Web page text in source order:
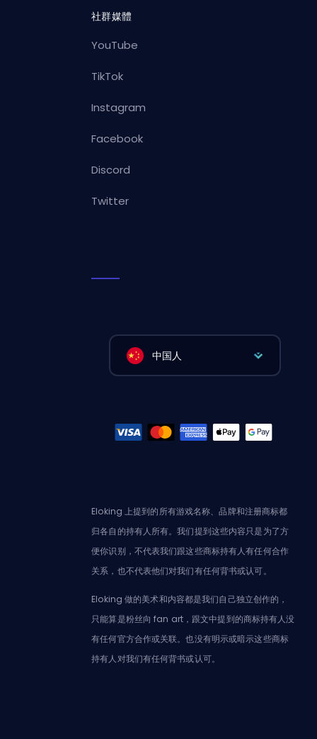
社群媒體
YouTube
TikTok
Instagram
Facebook
Discord
Twitter
中国人
Eloking 上提到的所有游戏名称、品牌和注册商标都
归各自的持有人所有。我们提到这些内容只是为了方
便你识别，不代表我们跟这些商标持有人有任何合作
关系，也不代表他们对我们有任何背书或认可。
Eloking 做的美术和内容都是我们自己独立创作的，
只能算是粉丝向 fan art，跟文中提到的商标持有人没
有任何官方合作或关联。也没有明示或暗示这些商标
持有人对我们有任何背书或认可。